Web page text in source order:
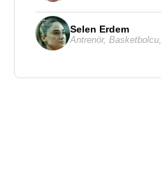
Selen Erdem
Antrenör, Basketbolcu,